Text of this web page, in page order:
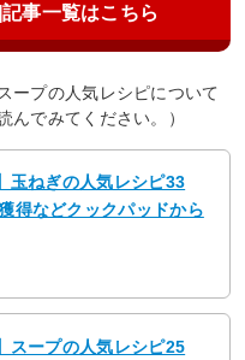
事一覧はこちら
ープの人気レシピについて
んでみてください。）
玉ねぎの人気レシピ33
得などクックパッドから
スープの人気レシピ25